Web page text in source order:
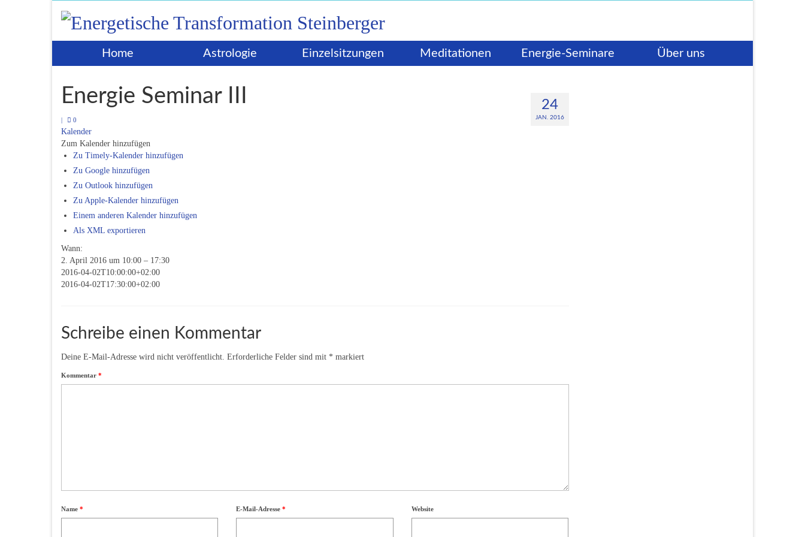
Home Astrologie Einzelsitzungen Meditationen Energie-Seminare Über uns
24
JAN. 2016
Energie Seminar III
| 0
Kalender
Zum Kalender hinzufügen
Zu Timely-Kalender hinzufügen
Zu Google hinzufügen
Zu Outlook hinzufügen
Zu Apple-Kalender hinzufügen
Einem anderen Kalender hinzufügen
Als XML exportieren
Wann:
2. April 2016 um 10:00 – 17:30
2016-04-02T10:00:00+02:00
2016-04-02T17:30:00+02:00
Schreibe einen Kommentar
Deine E-Mail-Adresse wird nicht veröffentlicht. Erforderliche Felder sind mit * markiert
Kommentar *
Name * E-Mail-Adresse* Website